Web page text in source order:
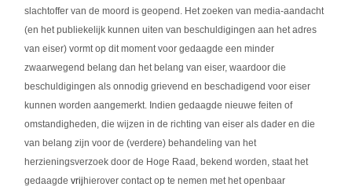
slachtoffer van de moord is geopend. Het zoeken van media-aandacht
(en het publiekelijk kunnen uiten van beschuldigingen aan het adres
van eiser) vormt op dit moment voor gedaagde een minder
zwaarwegend belang dan het belang van eiser, waardoor die
beschuldigingen als onnodig grievend en beschadigend voor eiser
kunnen worden aangemerkt. Indien gedaagde nieuwe feiten of
omstandigheden, die wijzen in de richting van eiser als dader en die
van belang zijn voor de (verdere) behandeling van het
herzieningsverzoek door de Hoge Raad, bekend worden, staat het
gedaagdevrij hierover contact op te nemen met het openbaar